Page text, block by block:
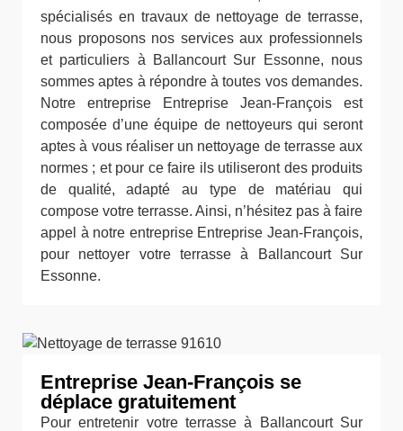
spécialisés en travaux de nettoyage de terrasse,
nous proposons nos services aux professionnels
et particuliers à Ballancourt Sur Essonne, nous
sommes aptes à répondre à toutes vos demandes.
Notre entreprise Entreprise Jean-François est
composée d’une équipe de nettoyeurs qui seront
aptes à vous réaliser un nettoyage de terrasse aux
normes ; et pour ce faire ils utiliseront des produits
de qualité, adapté au type de matériau qui
compose votre terrasse. Ainsi, n’hésitez pas à faire
appel à notre entreprise Entreprise Jean-François,
pour nettoyer votre terrasse à Ballancourt Sur
Essonne.
Entreprise Jean-François se
déplace gratuitement
Pour entretenir votre terrasse à Ballancourt Sur